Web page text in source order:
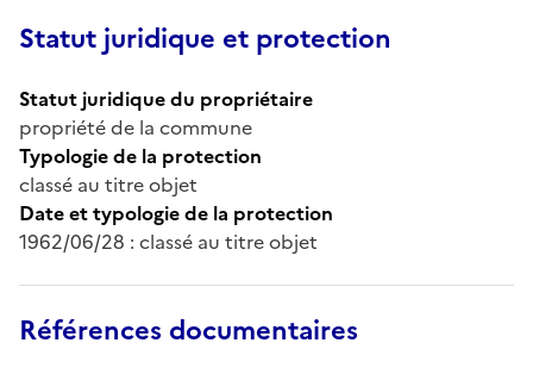
Statut juridique et protection
Statut juridique du propriétaire
propriété de la commune
Typologie de la protection
classé au titre objet
Date et typologie de la protection
1962/06/28 : classé au titre objet
Références documentaires